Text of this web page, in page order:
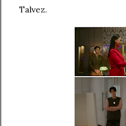
Talvez.